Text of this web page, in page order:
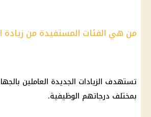
من هي الفئات المستفيدة من زيادة
تستهدف الزيادات الجديدة العاملين
بمختلف درجاتهم الوظيفية.